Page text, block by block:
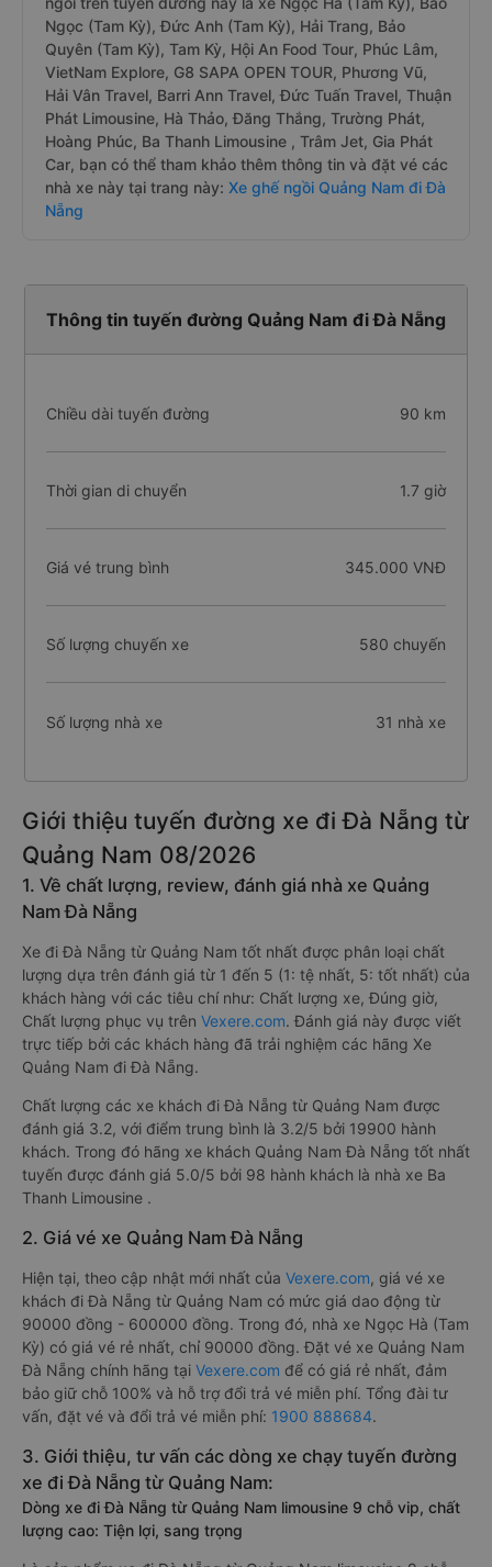
Ngọc (Tam Kỳ), Đức Anh (Tam Kỳ), Hải Trang, Bảo
Quyên (Tam Kỳ), Tam Kỳ, Hội An Food Tour, Phúc Lâm,
VietNam Explore, G8 SAPA OPEN TOUR, Phương Vũ,
Hải Vân Travel, Barri Ann Travel, Đức Tuấn Travel, Thuận
Phát Limousine, Hà Thảo, Đăng Thắng, Trường Phát,
Hoàng Phúc, Ba Thanh Limousine , Trâm Jet, Gia Phát
Car, bạn có thể tham khảo thêm thông tin và đặt vé các
nhà xe này tại trang này: Xe ghế ngồi Quảng Nam đi Đà
Nẵng
Thông tin tuyến đường Quảng Nam đi Đà Nẵng
Chiều dài tuyến đường 90 km
Thời gian di chuyển 1.7 giờ
Giá vé trung bình 345.000 VNĐ
Số lượng chuyến xe 580 chuyến
Số lượng nhà xe 31 nhà xe
Giới thiệu tuyến đường xe đi Đà Nẵng từ
Quảng Nam 08/2026
1. Về chất lượng, review, đánh giá nhà xe Quảng
Nam Đà Nẵng
Xe đi Đà Nẵng từ Quảng Nam tốt nhất được phân loại chất
lượng dựa trên đánh giá từ 1 đến 5 (1: tệ nhất, 5: tốt nhất) của
khách hàng với các tiêu chí như: Chất lượng xe, Đúng giờ,
Chất lượng phục vụ trên Vexere.com. Đánh giá này được viết
trực tiếp bởi các khách hàng đã trải nghiệm các hãng Xe
Quảng Nam đi Đà Nẵng.
Chất lượng các xe khách đi Đà Nẵng từ Quảng Nam được
đánh giá 3.2, với điểm trung bình là 3.2/5 bởi 19900 hành
khách. Trong đó hãng xe khách Quảng Nam Đà Nẵng tốt nhất
tuyến được đánh giá 5.0/5 bởi 98 hành khách là nhà xe Ba
Thanh Limousine .
2. Giá vé xe Quảng Nam Đà Nẵng
Hiện tại, theo cập nhật mới nhất của Vexere.com, giá vé xe
khách đi Đà Nẵng từ Quảng Nam có mức giá dao động từ
90000 đồng - 600000 đồng. Trong đó, nhà xe Ngọc Hà (Tam
Kỳ) có giá vé rẻ nhất, chỉ 90000 đồng. Đặt vé xe Quảng Nam
Đà Nẵng chính hãng tại Vexere.com để có giá rẻ nhất, đảm
bảo giữ chỗ 100% và hỗ trợ đổi trả vé miễn phí. Tổng đài tư
vấn, đặt vé và đổi trả vé miễn phí: 1900 888684.
3. Giới thiệu, tư vấn các dòng xe chạy tuyến đường
xe đi Đà Nẵng từ Quảng Nam:
Dòng xe đi Đà Nẵng từ Quảng Nam limousine 9 chỗ vip, chất
lượng cao: Tiện lợi, sang trọng